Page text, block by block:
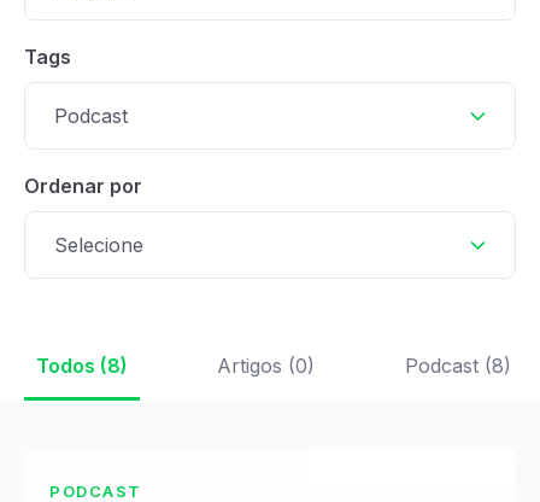
Tags
Podcast
Ordenar por
Selecione
Todos (8) Artigos (0) Podcast (8)
PODCAST